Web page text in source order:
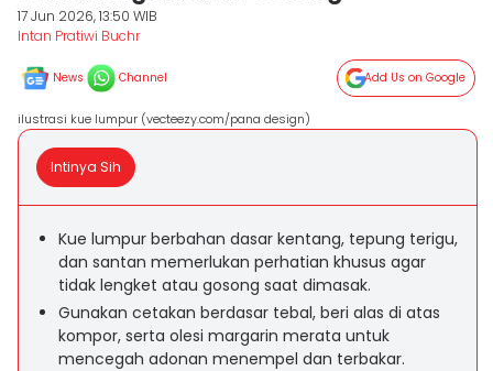
17 Jun 2026, 13:50 WIB
Intan Pratiwi Buchr
News Channel Add Us on Google
ilustrasi kue lumpur (vecteezy.com/pana design)
Intinya Sih
Kue lumpur berbahan dasar kentang, tepung terigu,
dan santan memerlukan perhatian khusus agar
tidak lengket atau gosong saat dimasak.
Gunakan cetakan berdasar tebal, beri alas di atas
kompor, serta olesi margarin merata untuk
mencegah adonan menempel dan terbakar.